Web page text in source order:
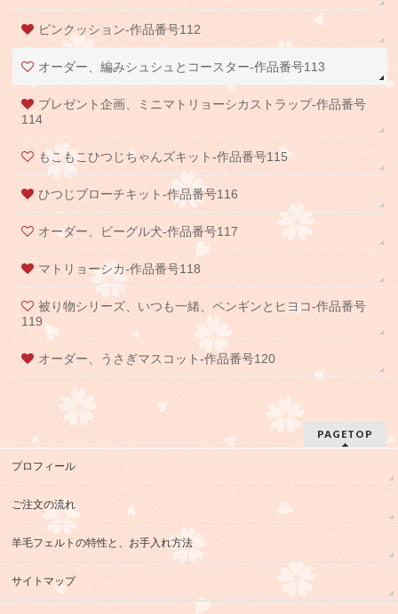
ピンクッション-作品番号112
オーダー、編みシュシュとコースター-作品番号113
プレゼント企画、ミニマトリョーシカストラップ-作品番号
114
もこもこひつじちゃんズキット-作品番号115
ひつじブローチキット-作品番号116
オーダー、ビーグル犬-作品番号117
マトリョーシカ-作品番号118
被り物シリーズ、いつも一緒、ペンギンとヒヨコ-作品番号
119
オーダー、うさぎマスコット-作品番号120
PAGETOP
プロフィール
ご注文の流れ
羊毛フェルトの特性と、お手入れ方法
サイトマップ